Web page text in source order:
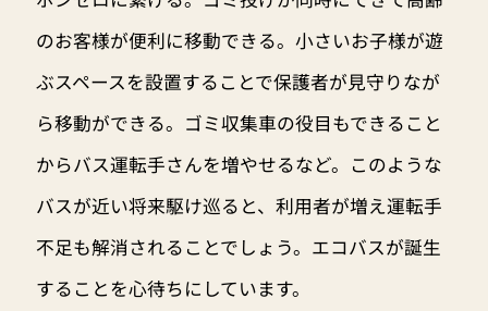
のお客様が便利に移動できる。小さいお子様が遊
ぶスペースを設置することで保護者が見守りなが
ら移動ができる。ゴミ収集車の役目もできること
からバス運転手さんを増やせるなど。このような
バスが近い将来駆け巡ると、利用者が増え運転手
不足も解消されることでしょう。エコバスが誕生
することを心待ちにしています。